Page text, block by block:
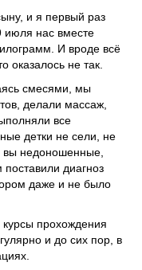
и я первый раз
июля нас вместе
И вроде всё
оказалось не так.
смесями, мы
делали массаж,
все
детки не сели, не
вы недоношенные,
поставили диагноз
даже и не было
прохождения
и до сих пор, в